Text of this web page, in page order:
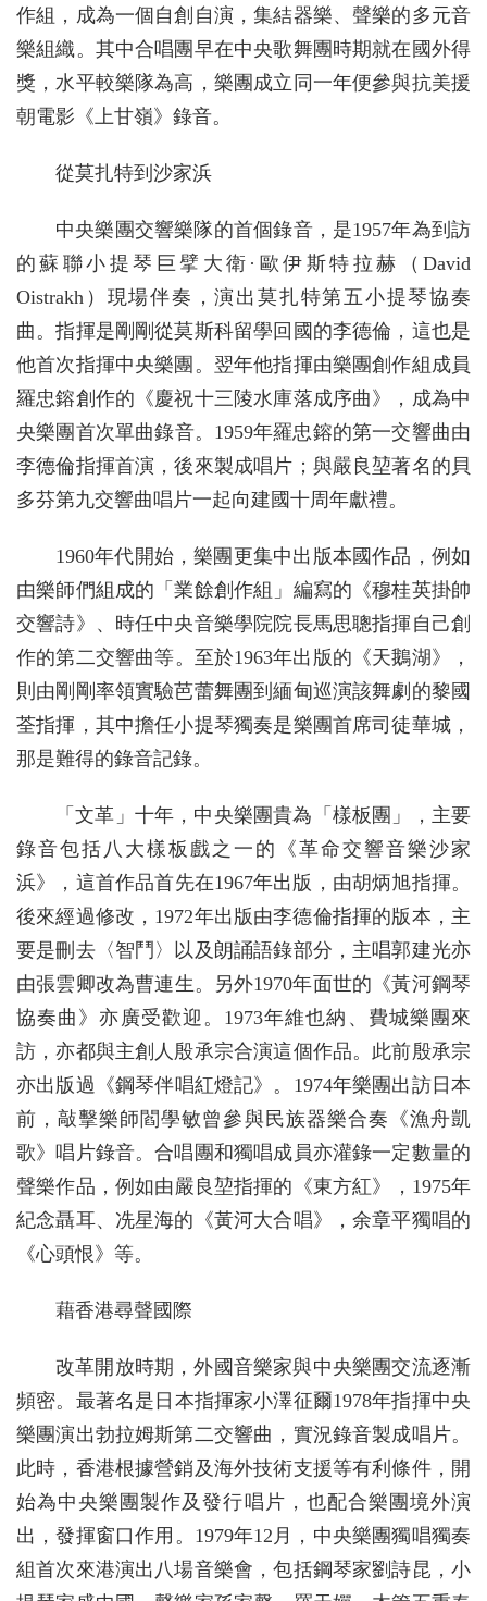
作組，成為一個自創自演，集結器樂、聲樂的多元音
樂組織。其中合唱團早在中央歌舞團時期就在國外得
獎，水平較樂隊為高，樂團成立同一年便參與抗美援
朝電影《上甘嶺》錄音。
從莫扎特到沙家浜
中央樂團交響樂隊的首個錄音，是1957年為到訪
的蘇聯小提琴巨擘大衛·歐伊斯特拉赫（David
Oistrakh）現場伴奏，演出莫扎特第五小提琴協奏
曲。指揮是剛剛從莫斯科留學回國的李德倫，這也是
他首次指揮中央樂團。翌年他指揮由樂團創作組成員
羅忠鎔創作的《慶祝十三陵水庫落成序曲》，成為中
央樂團首次單曲錄音。1959年羅忠鎔的第一交響曲由
李德倫指揮首演，後來製成唱片；與嚴良堃著名的貝
多芬第九交響曲唱片一起向建國十周年獻禮。
1960年代開始，樂團更集中出版本國作品，例如
由樂師們組成的「業餘創作組」編寫的《穆桂英掛帥
交響詩》、時任中央音樂學院院長馬思聰指揮自己創
作的第二交響曲等。至於1963年出版的《天鵝湖》，
則由剛剛率領實驗芭蕾舞團到緬甸巡演該舞劇的黎國
荃指揮，其中擔任小提琴獨奏是樂團首席司徒華城，
那是難得的錄音記錄。
「文革」十年，中央樂團貴為「樣板團」，主要
錄音包括八大樣板戲之一的《革命交響音樂沙家
浜》，這首作品首先在1967年出版，由胡炳旭指揮。
後來經過修改，1972年出版由李德倫指揮的版本，主
要是刪去〈智鬥〉以及朗誦語錄部分，主唱郭建光亦
由張雲卿改為曹連生。另外1970年面世的《黃河鋼琴
協奏曲》亦廣受歡迎。1973年維也納、費城樂團來
訪，亦都與主創人殷承宗合演這個作品。此前殷承宗
亦出版過《鋼琴伴唱紅燈記》。1974年樂團出訪日本
前，敲擊樂師閻學敏曾參與民族器樂合奏《漁舟凱
歌》唱片錄音。合唱團和獨唱成員亦灌錄一定數量的
聲樂作品，例如由嚴良堃指揮的《東方紅》，1975年
紀念聶耳、冼星海的《黃河大合唱》，余章平獨唱的
《心頭恨》等。
藉香港尋聲國際
改革開放時期，外國音樂家與中央樂團交流逐漸
頻密。最著名是日本指揮家小澤征爾1978年指揮中央
樂團演出勃拉姆斯第二交響曲，實況錄音製成唱片。
此時，香港根據營銷及海外技術支援等有利條件，開
始為中央樂團製作及發行唱片，也配合樂團境外演
出，發揮窗口作用。1979年12月，中央樂團獨唱獨奏
組首次來港演出八場音樂會，包括鋼琴家劉詩昆，小